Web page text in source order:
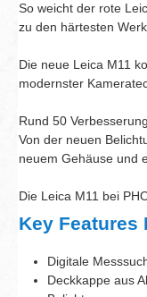
So weicht der rote
zu den härtesten
Die neue Leica M11
modernster
Rund 50
Von der neuen
neuem Gehäuse und
Die Leica M11 bei
Key Features
Digitale
Deckkappe aus